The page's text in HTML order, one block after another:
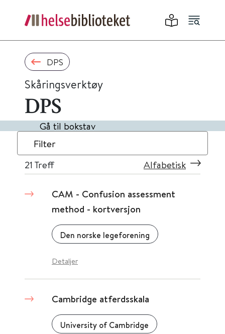
DPS
Skåringsverktøy
DPS
Gå til bokstav
Filter
21 Treff Alfabetisk
CAM - Confusion assessment
method - kortversjon
Den norske legeforening
Detaljer
Cambridge atferdsskala
University of Cambridge